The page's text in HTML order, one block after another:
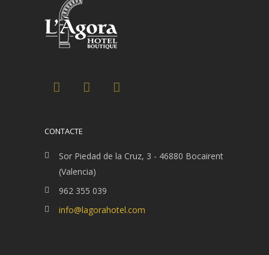
CONTACTE
Sor Piedad de la Cruz, 3 - 46880 Bocairent
(Valencia)
962 355 039
info@lagorahotel.com